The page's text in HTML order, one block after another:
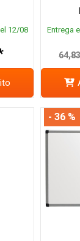
12/08
Entrega
- 36 %